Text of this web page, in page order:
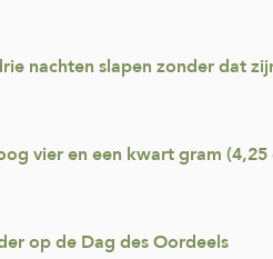
nachten slapen zonder dat
vier en een kwart gram
op de Dag des Oordeels